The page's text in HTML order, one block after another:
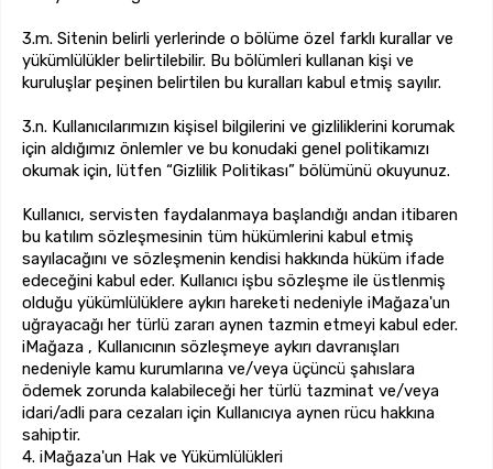
3.m. Sitenin belirli yerlerinde o bölüme özel farklı kurallar ve
yükümlülükler belirtilebilir. Bu bölümleri kullanan kişi ve
kuruluşlar peşinen belirtilen bu kuralları kabul etmiş sayılır.
3.n. Kullanıcılarımızın kişisel bilgilerini ve gizliliklerini korumak
için aldığımız önlemler ve bu konudaki genel politikamızı
okumak için, lütfen “Gizlilik Politikası” bölümünü okuyunuz.
Kullanıcı, servisten faydalanmaya başlandığı andan itibaren
bu katılım sözleşmesinin tüm hükümlerini kabul etmiş
sayılacağını ve sözleşmenin kendisi hakkında hüküm ifade
edeceğini kabul eder. Kullanıcı işbu sözleşme ile üstlenmiş
olduğu yükümlülüklere aykırı hareketi nedeniyle iMağaza'un
uğrayacağı her türlü zararı aynen tazmin etmeyi kabul eder.
iMağaza , Kullanıcının sözleşmeye aykırı davranışları
nedeniyle kamu kurumlarına ve/veya üçüncü şahıslara
ödemek zorunda kalabileceği her türlü tazminat ve/veya
idari/adli para cezaları için Kullanıcıya aynen rücu hakkına
sahiptir.
4. iMağaza'un Hak ve Yükümlülükleri